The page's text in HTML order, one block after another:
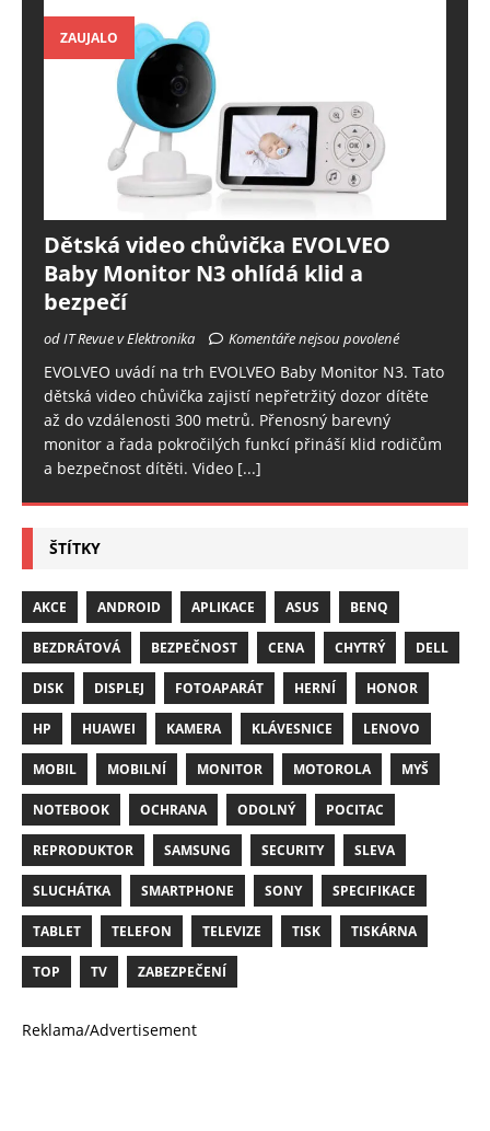
ZAUJALO
Dětská video chůvička EVOLVEO
Baby Monitor N3 ohlídá klid a
bezpečí
od IT Revue v Elektronika Komentáře nejsou povolené
EVOLVEO uvádí na trh EVOLVEO Baby Monitor N3. Tato
dětská video chůvička zajistí nepřetržitý dozor dítěte
až do vzdálenosti 300 metrů. Přenosný barevný
monitor a řada pokročilých funkcí přináší klid rodičům
a bezpečnost dítěti. Video [...]
ŠTÍTKY
AKCE ANDROID APLIKACE ASUS BENQ
BEZDRÁTOVÁ BEZPEČNOST CENA CHYTRÝ DELL
DISK DISPLEJ FOTOAPARÁT HERNÍ HONOR
HP HUAWEI KAMERA KLÁVESNICE LENOVO
MOBIL MOBILNÍ MONITOR MOTOROLA MYŠ
NOTEBOOK OCHRANA ODOLNÝ POCITAC
REPRODUKTOR SAMSUNG SECURITY SLEVA
SLUCHÁTKA SMARTPHONE SONY SPECIFIKACE
TABLET TELEFON TELEVIZE TISK TISKÁRNA
TOP TV ZABEZPEČENÍ
Reklama/Advertisement